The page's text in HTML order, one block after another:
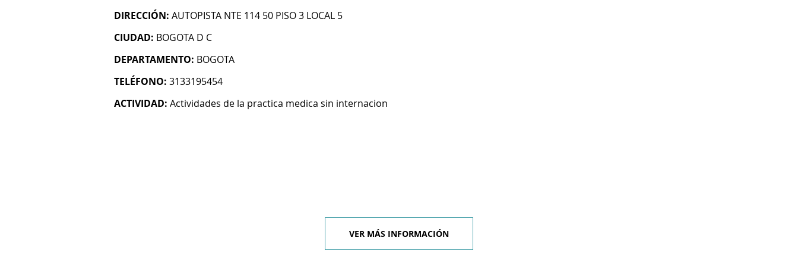
DIRECCIÓN: AUTOPISTA NTE 114 50 PISO 3 LOCAL 5
CIUDAD: BOGOTA D C
DEPARTAMENTO: BOGOTA
TELÉFONO: 3133195454
ACTIVIDAD: Actividades de la practica medica sin internacion
VER MÁS INFORMACIÓN